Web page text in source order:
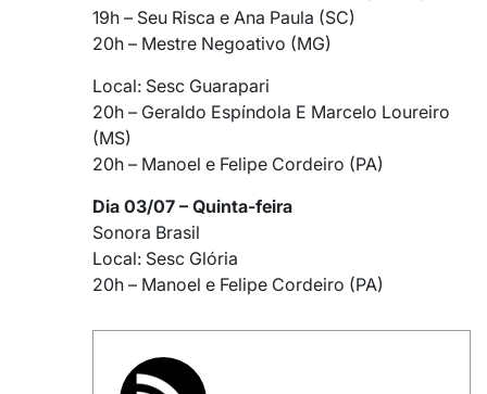
19h – Seu Risca e Ana Paula (SC)
20h – Mestre Negoativo (MG)
Local: Sesc Guarapari
20h – Geraldo Espíndola E Marcelo Loureiro
(MS)
20h – Manoel e Felipe Cordeiro (PA)
Dia 03/07 – Quinta-feira
Sonora Brasil
Local: Sesc Glória
20h – Manoel e Felipe Cordeiro (PA)